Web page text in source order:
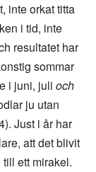
inte orkat titta
i tid, inte
resultatet har
sommar
i juni, juli och
ju utan
Just i år har
att det blivit
ett mirakel.